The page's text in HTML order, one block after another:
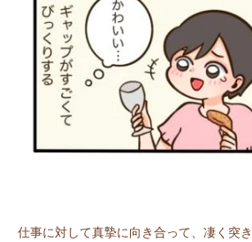
仕事に対して真摯に向き合って、凄く突